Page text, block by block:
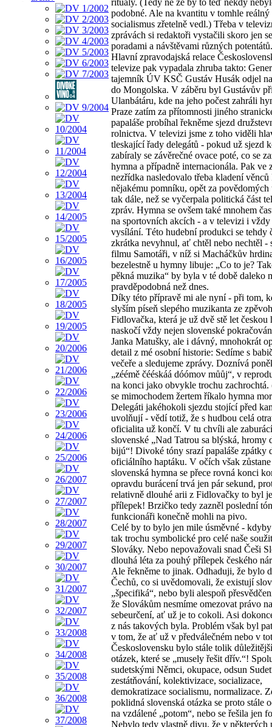
rituály. (Tedy ne že by to teď někdy
podobné. Ale na kvantitu v tomhle reálný
socialismus zřetelně vedl.) Třeba v
zprávách si redaktoři vystačili skoro jen
poradami a návštěvami různých potentátů.
Hlavní zpravodajská relace
televize pak vypadala zhruba takto:
tajemník ÚV KSČ Gustáv Husák odjel
do Mongolska. V záběru byl Gustávův
Ulanbátáru, kde na jeho počest zahráli
Praze zatím za přítomnosti jiného
papaláše probíhal řekněme sjezd
rolnictva. V televizi jsme z toho viděli
tleskající řady delegátů - pokud už sjezd
zabíraly se závěrečné ovace poté, co se
hymna a případně internacionála. Pak ve
nezřídka nasledovalo třeba kladení věnců
nějakému pomníku, opět za povědomých
tak dále, než se vyčerpala politická část
zpráv. Hymna se ovšem také mnohem
na sportovních akcích - a v televizi i vždy
vysílání. Této hudební produkci se tehdy
zkrátka nevyhnul, ať chtěl nebo nechtěl -
filmu Samotáři, v níž si Macháčkův
bezelestně u hymny libuje: „Co to je?
pěkná muzika“ by byla v té době daleko
pravděpodobná než dnes.
Díky této přípravě mi ale nyní - při tom,
slyším píseň slepého muzikanta ze
Fidlovačka, která je už dvě stě let českou
naskočí vždy nejen slovenské
Janka Matušky, ale i dávný, mnohokrát
detail z mé osobní historie: Sedíme s
večeře a sledujeme zprávy. Doznívá
„zéémě čééskáá dóómov můůj“, v
na konci jako obvykle trochu zachrochtá.
se mimochodem žertem říkalo hymna
Delegáti jakéhokoli sjezdu stojící před
uvolňují - vědí totiž, že s hudbou celá
oficialita už končí. V tu chvíli ale zaburácí
slovenské „Nad Tatrou sa blýská, hromy
bijú“! Divoké tóny srazí papaláše zpátky
oficiálního haptáku. V očích však
slovenská hymna se přece rovná konci
opravdu burácení trvá jen pár sekund,
relativně dlouhé arii z Fidlovačky to byl
přílepek! Brzičko tedy zazněl poslední
funkcionáři konečně mohli na pivo.
Celé by to bylo jen mile úsměvné -
tak trochu symbolické pro celé naše
Slováky. Nebo nepovažovali snad Češi
dlouhá léta za pouhý přílepek českého
Ale řekněme to jinak. Odhaduji, že bylo
Čechů, co si uvědomovali, že existují
„špecifiká“, nebo byli alespoň
že Slovákům nesmíme omezovat právo
sebeurčení, ať už je to cokoli. Asi
z nás takových byla. Problém však byl
v tom, že ať už v předválečném nebo v
Československu bylo stále tolik
otázek, které se „musely řešit dřív.“!
sudetskými Němci, okupace, odsun
zestátňování, kolektivizace, socializace,
demokratizace socialismu, normalizace.
poklidná slovenská otázka se proto stále
na vzdálené „potom“, nebo se řešila jen
Nebylo tedy vlastně divu, že v některých